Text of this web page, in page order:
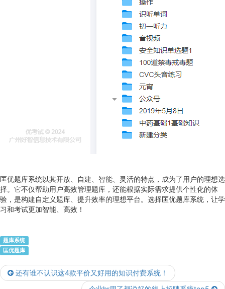
匡优题库系统以其开放、自建、智能、灵活的特点，成为了用户的理想选
择。它不仅帮助用户高效管理题库，还能根据实际需求提供个性化的体
验，是构建自定义题库、提升效率的理想平台。选择匡优题库系统，让学
习和考试更加智能、高效！
题库系统
匡优题库
还有谁不认识这4款平价又好用的知识付费系统！